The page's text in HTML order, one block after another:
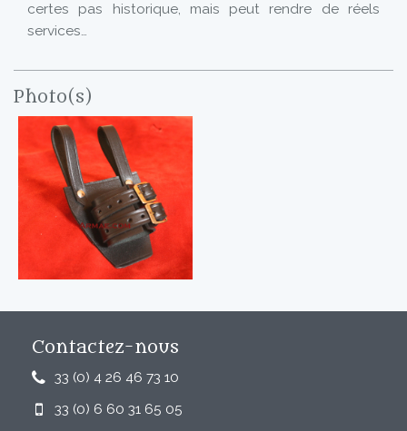
certes pas historique, mais peut rendre de réels
services…
Photo(s)
Contactez-nous
33 (0) 4 26 46 73 10
33 (0) 6 60 31 65 05